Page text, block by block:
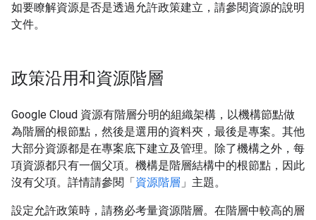
如要瞭解資源是否是透過允許政策建立，請參閱資源的說明
文件。
政策沿用和資源階層
Google Cloud 資源有階層分明的組織架構，以機構節點做
為階層的根節點，然後是選用的資料夾，最後是專案。其他
大部分資源都是在專案底下建立及管理。除了機構之外，每
項資源都只有一個父項。機構是階層結構中的根節點，因此
沒有父項。詳情請參閱「資源階層 」主題。
設定允許政策時，請務必考量資源階層。在階層中較高的層